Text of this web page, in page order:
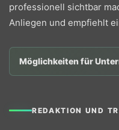
professionell sichtbar
Anliegen und empfiehlt
Möglichkeiten für
REDAKTION UND